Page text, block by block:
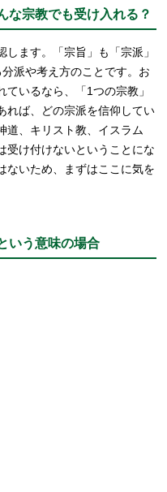
な宗教でも受け入れる？
ます。「宗旨」も「宗派」
派や考え方のことです。お
いるなら、「1つの宗教」
れば、どの宗派を信仰してい
道、キリスト教、イスラム
受け付けないということにな
ないため、まずはここに気を
いう意味の場合